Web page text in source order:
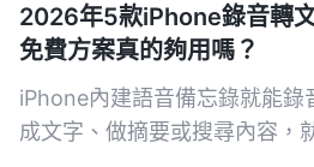
2026年5款iPhone錄音轉
免費方案真的夠用嗎？
iPhone內建語音備忘錄就能錄
成文字、做摘要或搜尋內容，